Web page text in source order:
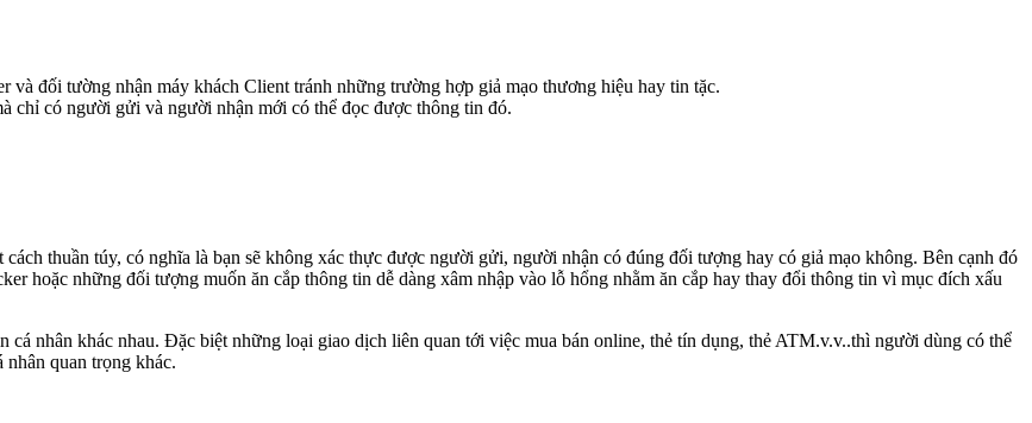
đối tường nhận máy khách Client tránh những trường hợp giả mạo thương hiệu hay tin tặc.
chỉ có người gửi và người nhận mới có thể đọc được thông tin đó.
thuần túy, có nghĩa là bạn sẽ không xác thực được người gửi, người nhận có đúng đối tượng hay có giả mạo không. Bên cạnh đó
hoặc những đối tượng muốn ăn cắp thông tin dễ dàng xâm nhập vào lỗ hổng nhằm ăn cắp hay thay đổi thông tin vì mục đích xấu
nhân khác nhau. Đặc biệt những loại giao dịch liên quan tới việc mua bán online, thẻ tín dụng, thẻ ATM.v.v..thì người dùng có thể
quan trọng khác.